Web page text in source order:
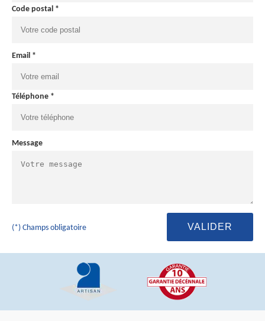
Code postal *
Email *
Téléphone *
Message
(*) Champs obligatoire